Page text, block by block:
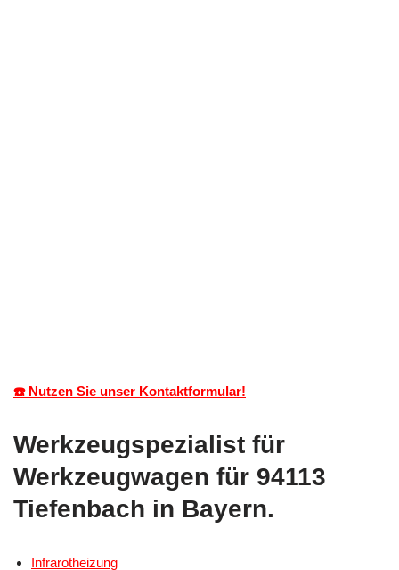
☎️ Nutzen Sie unser Kontaktformular!
Werkzeugspezialist für
Werkzeugwagen für 94113
Tiefenbach in Bayern.
Infrarotheizung